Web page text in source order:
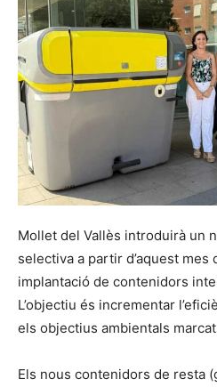
Mollet del Vallès introduirà un
selectiva a partir d’aquest mes
implantació de contenidors
L’objectiu és incrementar
els objectius ambientals
Els nous contenidors de resta